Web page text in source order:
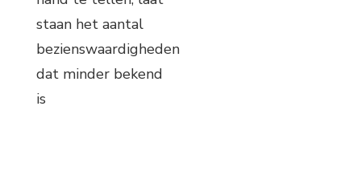
staan het aantal
bezienswaardigheden
dat minder bekend
is